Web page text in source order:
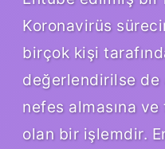
Koronavirüs
birçok kişi
değerlendirilse de
nefes almasına
olan bir işlemdir.